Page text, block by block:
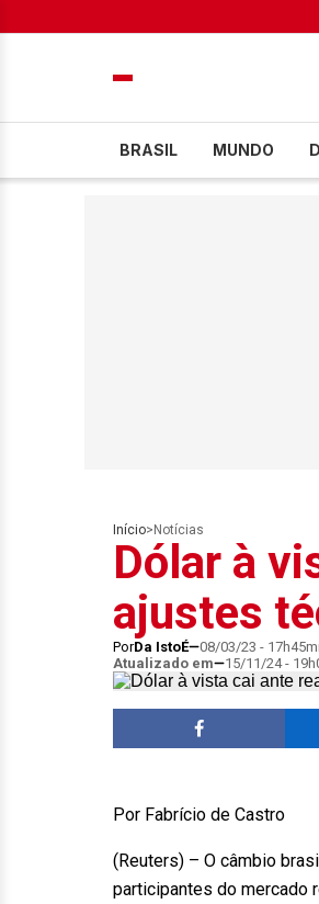
BRASIL MUNDO
Início> Notícias
Dólar à
ajustes
PorDa IstoÉ 08/03/23 -
Atualizado em
15/11/24 -
Por Fabrício de Castro
(Reuters) – O câmbio
participantes do mercado